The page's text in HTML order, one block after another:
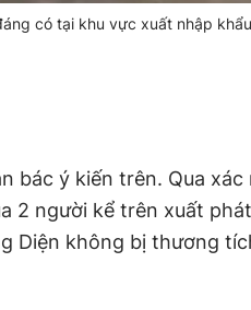
có tại khu vực xuất nhập
bác ý kiến trên. Qua xác
2 người kể trên xuất
Diện không bị thương